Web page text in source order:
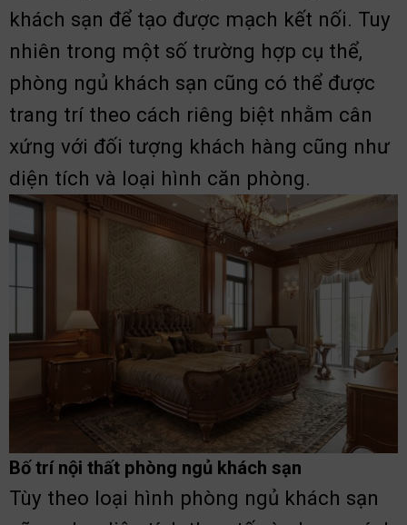
khách sạn để tạo được mạch kết nối. Tuy
nhiên trong một số trường hợp cụ thể,
phòng ngủ khách sạn cũng có thể được
trang trí theo cách riêng biệt nhằm cân
xứng với đối tượng khách hàng cũng như
diện tích và loại hình căn phòng.
Bố trí nội thất phòng ngủ khách sạn
Tùy theo loại hình phòng ngủ khách sạn